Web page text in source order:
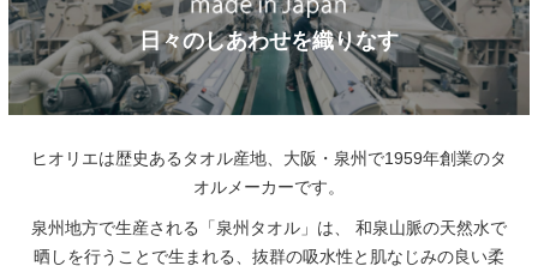
日々のしあわせを織りなす
ヒオリエは歴史あるタオル産地、大阪・泉州で1959年創業のタ
オルメーカーです。
泉州地方で生産される「泉州タオル」は、
和泉山脈の天然水で
晒しを行うことで生まれる、抜群の吸水性と肌なじみの良い柔